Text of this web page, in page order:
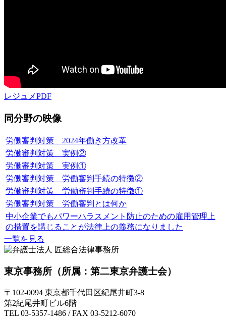
レジュメPDF
同分野の映像
労働審判対策 2024年働き方改革
労働審判対策 実例②
労働審判対策 実例①
労働審判対策 労働審判手続の特徴②
労働審判対策 労働審判手続の特徴①
労働審判対策 労働審判とは何か
中小企業でもパワーハラスメント防止のための雇用管理上
の措置を講じることが法律上の義務になりました
一覧を見る
東京事務所 （所属：第二東京弁護士会）
〒102-0094 東京都千代田区紀尾井町3-8
第2紀尾井町ビル6階
TEL 03-5357-1486 / FAX 03-5212-6070